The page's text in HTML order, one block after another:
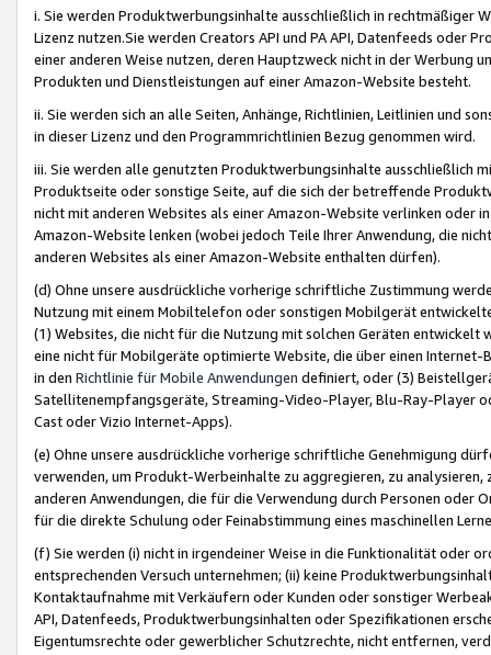
i. Sie werden Produktwerbungsinhalte ausschließlich in rechtmäßiger
Lizenz nutzen.Sie werden Creators API und PA API, Datenfeeds oder
einer anderen Weise nutzen, deren Hauptzweck nicht in der Werbung
Produkten und Dienstleistungen auf einer Amazon-Website besteht.
ii. Sie werden sich an alle Seiten, Anhänge, Richtlinien, Leitlinien und
in dieser Lizenz und den Programmrichtlinien Bezug genommen wird.
iii. Sie werden alle genutzten Produktwerbungsinhalte ausschließlich
Produktseite oder sonstige Seite, auf die sich der betreffende
nicht mit anderen Websites als einer Amazon-Website verlinken oder
Amazon-Website lenken (wobei jedoch Teile Ihrer Anwendung, die
anderen Websites als einer Amazon-Website enthalten dürfen).
(d) Ohne unsere ausdrückliche vorherige schriftliche Zustimmung
Nutzung mit einem Mobiltelefon oder sonstigen Mobilgerät
(1) Websites, die nicht für die Nutzung mit solchen Geräten
eine nicht für Mobilgeräte optimierte Website, die über einen
in den Richtlinie für Mobile Anwendungen definiert, oder (3)
Satellitenempfangsgeräte, Streaming-Video-Player, Blu-Ray-Player
Cast oder Vizio Internet-Apps).
(e) Ohne unsere ausdrückliche vorherige schriftliche Genehmigung
verwenden, um Produkt-Werbeinhalte zu aggregieren, zu
anderen Anwendungen, die für die Verwendung durch Personen
für die direkte Schulung oder Feinabstimmung eines maschinellen
(f) Sie werden (i) nicht in irgendeiner Weise in die Funktionalität oder
entsprechenden Versuch unternehmen; (ii) keine
Kontaktaufnahme mit Verkäufern oder Kunden oder sonstiger
API, Datenfeeds, Produktwerbungsinhalten oder Spezifikationen
Eigentumsrechte oder gewerblicher Schutzrechte, nicht entfernen,